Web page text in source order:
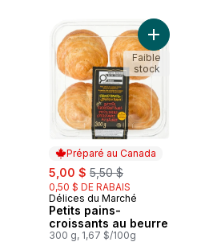
Chocolatines au panier
Préparé au Canada
sale:
5,00 $ , formerly:
5,50 $
0,50 $ DE RABAIS
Préparé au Canada
Délices du Marché
Petits pains-
croissants au beurre
300 g, 1,67 $/100g
Ajouter
Faible
stock